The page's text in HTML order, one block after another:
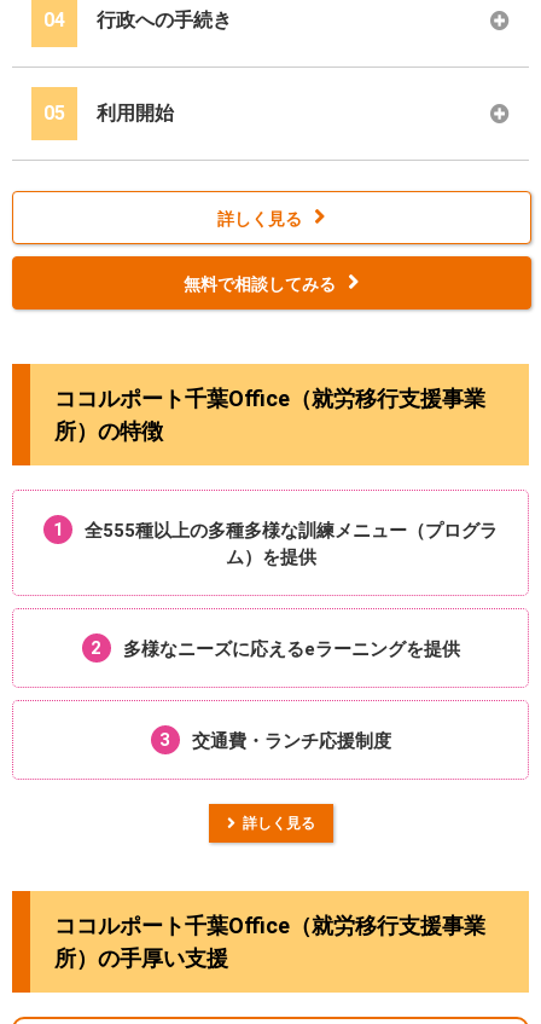
04 行政への手続き
05 利用開始
詳しく見る
無料で相談してみる
ココルポート千葉Office（就労移行支援事業
所）の特徴
1 全555種以上の多種多様な訓練メニュー（プログラ
ム）を提供
2 多様なニーズに応えるeラーニングを提供
3 交通費・ランチ応援制度
詳しく見る
ココルポート千葉Office（就労移行支援事業
所）の手厚い支援